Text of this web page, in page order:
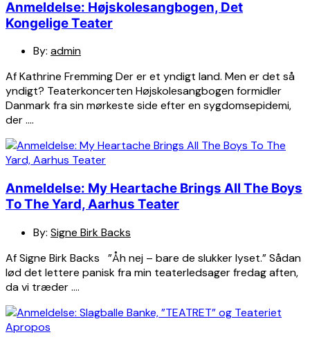
Anmeldelse: Højskolesangbogen, Det
Kongelige Teater
By: admin
Af Kathrine Fremming Der er et yndigt land. Men er det så
yndigt? Teaterkoncerten Højskolesangbogen formidler
Danmark fra sin mørkeste side efter en sygdomsepidemi,
der ….
Anmeldelse: My Heartache Brings All The Boys
To The Yard, Aarhus Teater
By: Signe Birk Backs
Af Signe Birk Backs ”Åh nej – bare de slukker lyset.” Sådan
lød det lettere panisk fra min teaterledsager fredag aften,
da vi træder ….